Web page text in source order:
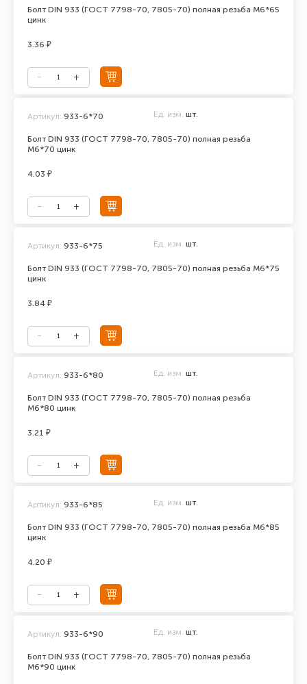
Болт DIN 933 (ГОСТ 7798-70, 7805-70) полная резьба М6*65
цинк
3.36 ₽
Болт DIN 933 (ГОСТ 7798-70, 7805-70) полная резьба
М6*70 цинк
Артикул: 933-6*70 Ед. изм. шт.
4.03 ₽
Болт DIN 933 (ГОСТ 7798-70, 7805-70) полная резьба М6*75
цинк
Артикул: 933-6*75 Ед. изм. шт.
3.84 ₽
Болт DIN 933 (ГОСТ 7798-70, 7805-70) полная резьба
М6*80 цинк
Артикул: 933-6*80 Ед. изм. шт.
3.21 ₽
Болт DIN 933 (ГОСТ 7798-70, 7805-70) полная резьба М6*85
цинк
Артикул: 933-6*85 Ед. изм. шт.
4.20 ₽
Болт DIN 933 (ГОСТ 7798-70, 7805-70) полная резьба
М6*90 цинк
Артикул: 933-6*90 Ед. изм. шт.